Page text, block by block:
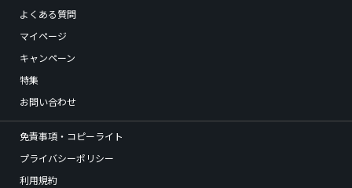
よくある質問
マイページ
キャンペーン
特集
お問い合わせ
免責事項・コピーライト
プライバシーポリシー
利用規約